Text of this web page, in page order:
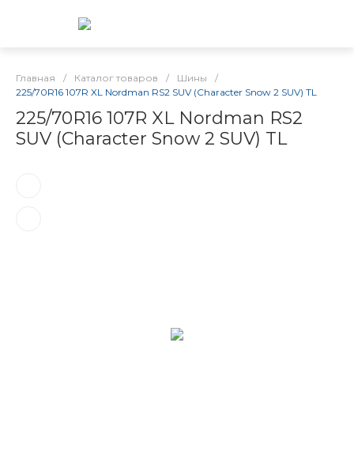
Главная / Каталог товаров / Шины
/
225/70R16 107R XL Nordman RS2 SUV (Character Snow 2 SUV) TL
225/70R16 107R XL Nordman RS2
SUV (Character Snow 2 SUV) TL